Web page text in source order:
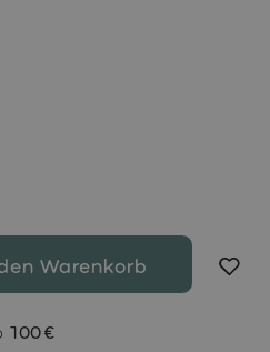
Warenkorb
100 €